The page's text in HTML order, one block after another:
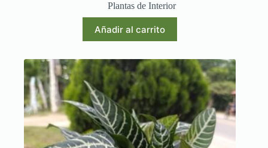
Plantas de Interior
Añadir al carrito